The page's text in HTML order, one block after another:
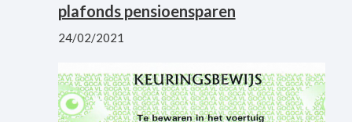
plafonds pensioensparen
24/02/2021